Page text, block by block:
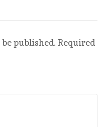
published. Required